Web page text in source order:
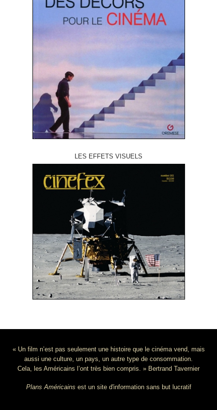
LES EFFETS VISUELS
« Un film n’est pas seulement une histoire que le cinéma vend, mais
aussi une culture, un pays, un autre type de consommation.
Cela, les Américains l’ont très bien compris. » Bertrand Tavernier
Plans Américains est un site d'information sans but lucratif